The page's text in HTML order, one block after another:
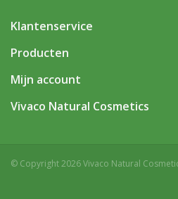
Klantenservice
Producten
Mijn account
Vivaco Natural Cosmetics
© Copyright 2026 Vivaco Natural